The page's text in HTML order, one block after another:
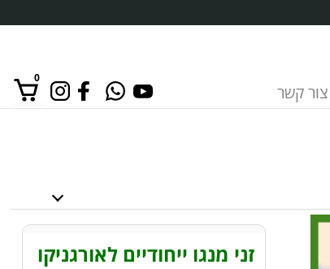
צור קשר
0
זני מנגו ייחודיים לאורגניקו